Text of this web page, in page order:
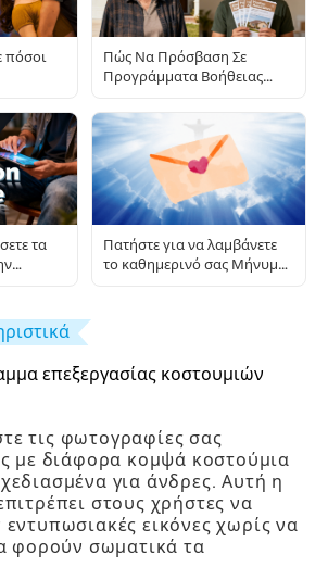
πόσοι
Πώς Να Πρόσβαση Σε
Προγράμματα Βοήθειας
Ηλικιωμένοι Δεν Γνωρίζουν
τα
Πατήστε για να λαμβάνετε
το καθημερινό σας Μήνυμα
επεξεργασίας κοστουμιών
τις φωτογραφίες σας
με διάφορα κομψά κοστούμια
για άνδρες. Αυτή η
στους χρήστες να
εικόνες χωρίς να
φορούν σωματικά τα